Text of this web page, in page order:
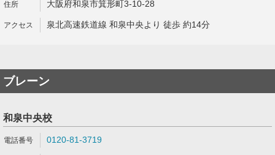
大阪府和泉市箕形町3-10-28
泉北高速鉄道線 和泉中央より 徒歩 約14分
ブレーン
和泉中央校
0120-81-3719